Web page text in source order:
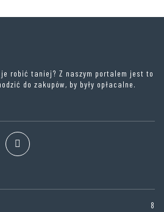
je robić taniej? Z naszym portalem jest to
do zakupów, by były opłacalne.
8